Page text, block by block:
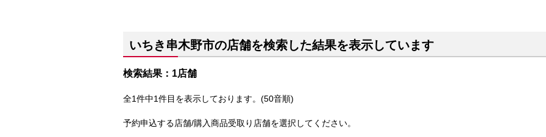
いちき串木野市の店舗を検索した結果を表示しています
検索結果：1店舗
全1件中1件目を表示しております。(50音順)
予約申込する店舗/購入商品受取り店舗を選択してください。